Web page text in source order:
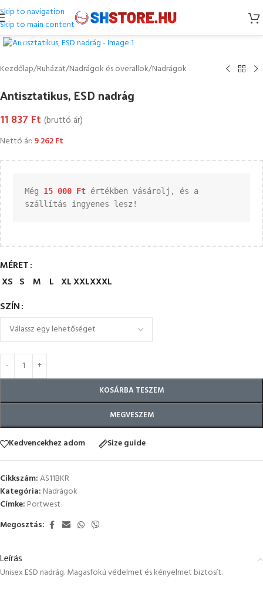
Skip to navigation
Skip to main content
Kattintson a nagyításhoz
Kezdőlap/Ruházat/Nadrágok és overallok/Nadrágok
Antisztatikus, ESD nadrág
11 837 Ft (bruttó ár)
Nettó ár: 9 262Ft
Még 15 000 Ft értékben vásárolj, és a
szállítás ingyenes lesz!
MÉRET
XS S M L XLXXLXXXL
SZÍN
KOSÁRBA TESZEM
MEGVESZEM
Kedvencekhez adom Size guide
Cikkszám:AS11BKR
Kategória: Nadrágok
Címke: Portwest
Megosztás:
Leírás
Unisex ESD nadrág. Magasfokú védelmet és kényelmet biztosít.